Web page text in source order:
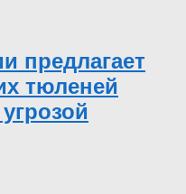
предлагает
тюленей